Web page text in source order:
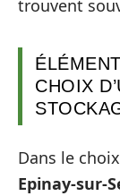
trouvent
CHOIX
Dans le
Epinay-sur-